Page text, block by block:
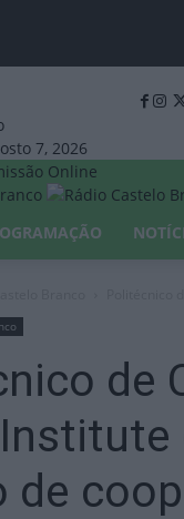
7, 2026
Online
de
de